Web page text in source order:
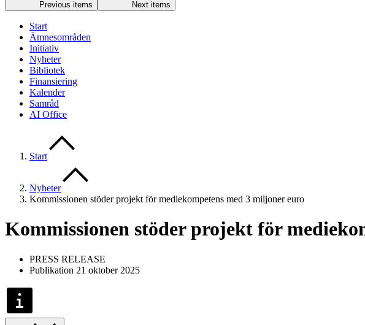
Previous items Next items
Start
Ämnesområden
Initiativ
Nyheter
Bibliotek
Finansiering
Kalender
Samråd
AI Office
Start
Nyheter
Kommissionen stöder projekt för mediekompetens med 3 miljoner euro
Kommissionen stöder projekt för
PRESS RELEASE
Publikation 21 oktober 2025